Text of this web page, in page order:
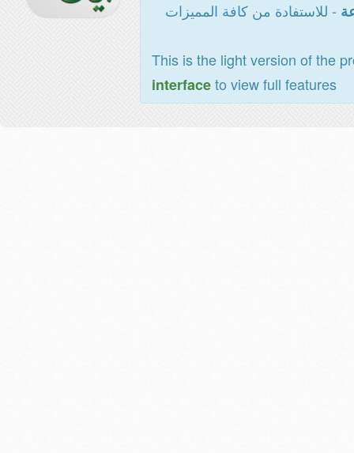
- للاستفادة من كافة المميزات
This is the light version of the
interfaceto view full features